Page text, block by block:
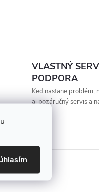
VLASTNÝ
PODPORA
Keď nastane problém,
aj pozáručný servis a